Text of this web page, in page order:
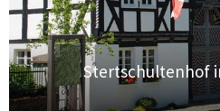
Stertschultenhof